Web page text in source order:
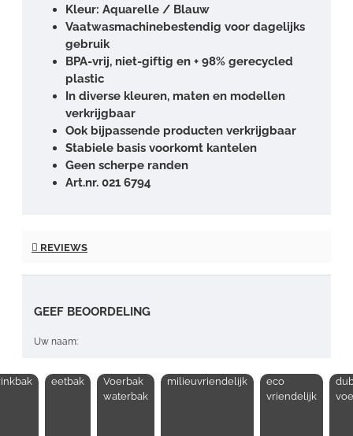
Kleur: Aquarelle / Blauw
Vaatwasmachinebestendig voor dagelijks
gebruik
BPA-vrij, niet-giftig en + 98% gerecycled
plastic
In diverse kleuren, maten en modellen
verkrijgbaar
Ook bijpassende producten verkrijgbaar
Stabiele basis voorkomt kantelen
Geen scherpe randen
Art.nr. 021 6794
REVIEWS
GEEF BEOORDELING
Uw naam:
eetbak
Voerbak
waterbak
milieuvriendelijk
eco
vriendelijk